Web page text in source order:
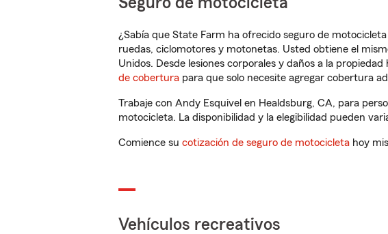
¿Sabía que State Farm ha ofrecido seguro de
ruedas, ciclomotores y motonetas. Usted obtiene el
Unidos. Desde lesiones corporales y daños a la
de cobertura para que solo necesite agregar cobertura
Trabaje con Andy Esquivel en Healdsburg, CA, para
motocicleta. La disponibilidad y la elegibilidad pueden
Comience su cotización de seguro de motocicleta hoy
Vehículos recreativos